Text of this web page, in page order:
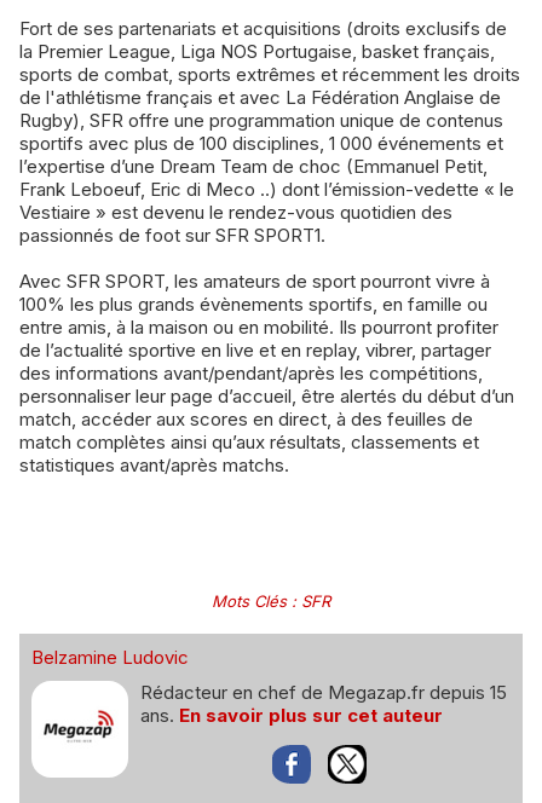
Fort de ses partenariats et acquisitions (droits exclusifs de
la Premier League, Liga NOS Portugaise, basket français,
sports de combat, sports extrêmes et récemment les droits
de l'athlétisme français et avec La Fédération Anglaise de
Rugby), SFR offre une programmation unique de contenus
sportifs avec plus de 100 disciplines, 1 000 événements et
l’expertise d’une Dream Team de choc (Emmanuel Petit,
Frank Leboeuf, Eric di Meco ..) dont l’émission-vedette « le
Vestiaire » est devenu le rendez-vous quotidien des
passionnés de foot sur SFR SPORT1.
Avec SFR SPORT, les amateurs de sport pourront vivre à
100% les plus grands évènements sportifs, en famille ou
entre amis, à la maison ou en mobilité. Ils pourront profiter
de l’actualité sportive en live et en replay, vibrer, partager
des informations avant/pendant/après les compétitions,
personnaliser leur page d’accueil, être alertés du début d’un
match, accéder aux scores en direct, à des feuilles de
match complètes ainsi qu’aux résultats, classements et
statistiques avant/après matchs.
Mots Clés: SFR
Belzamine Ludovic
Rédacteur en chef de Megazap.fr depuis 15
ans. En savoir plus sur cet auteur